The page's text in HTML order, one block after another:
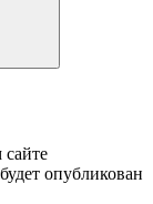
опубликован